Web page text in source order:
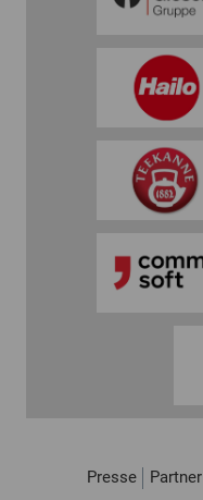
Presse Partner